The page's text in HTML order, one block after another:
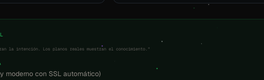
la intención. Los planos reales muestran el conocimiento."
moderno con SSL automático)